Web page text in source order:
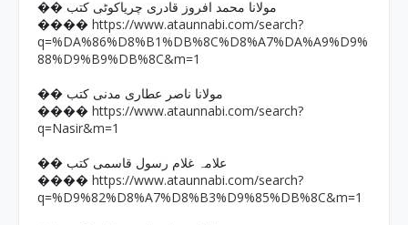
�� مولانا محمد افروز قادری چریاکوٹی کتب
���� https://www.ataunnabi.com/search?
q=%DA%86%D8%B1%DB%8C%D8%A7%DA%A9%D9%
88%D9%B9%DB%8C&m=1
�� مولانا ناصر عطاری مدنی کتب
���� https://www.ataunnabi.com/search?
q=Nasir&m=1
�� علامہ غلام رسول قاسمی کتب
���� https://www.ataunnabi.com/search?
q=%D9%82%D8%A7%D8%B3%D9%85%DB%8C&m=1